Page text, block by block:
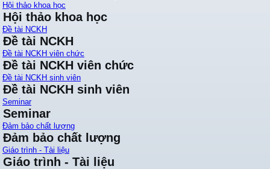
Hội thảo khoa học
Hội thảo khoa học
Đề tài NCKH
Đề tài NCKH
Đề tài NCKH viên chức
Đề tài NCKH viên chức
Đề tài NCKH sinh viên
Đề tài NCKH sinh viên
Seminar
Seminar
Đảm bảo chất lượng
Đảm bảo chất lượng
Giáo trình - Tài liệu
Giáo trình - Tài liệu